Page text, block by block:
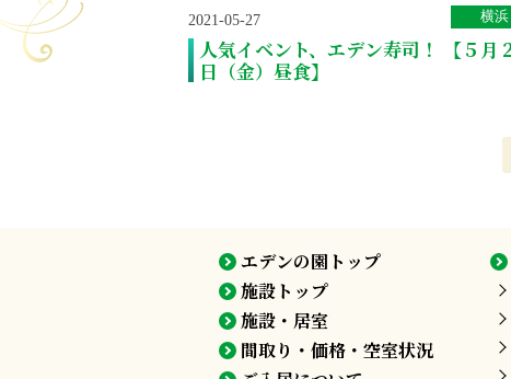
2021-05-27
人気イベント、エデン寿司！ 【５月
日（金）昼食】
横浜
エデンの園トップ
施設トップ
施設・居室
間取り・価格・空室状況